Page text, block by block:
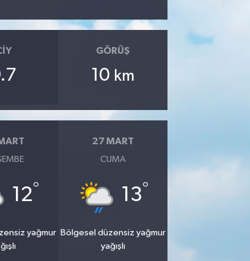
GÖRÜŞ
10 km
12°
yağmur
27 MART
CUMA
13°
Bölgesel düzensiz yağmur
yağışlı